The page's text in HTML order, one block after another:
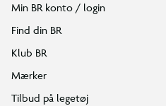
Min BR konto / login
Find din BR
Klub BR
Mærker
Tilbud på legetøj